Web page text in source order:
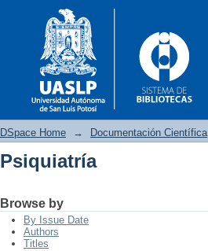
DSpace Home → Documentación Científica
Psiquiatría
Browse by
By Issue Date
Authors
Titles